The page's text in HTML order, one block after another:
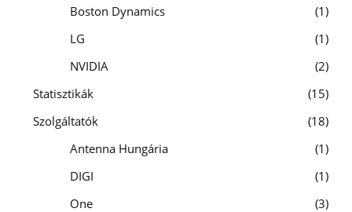
Boston Dynamics
1
LG
1
NVIDIA
2
Statisztikák
15
Szolgáltatók
18
Antenna Hungária
1
DIGI
1
One
3